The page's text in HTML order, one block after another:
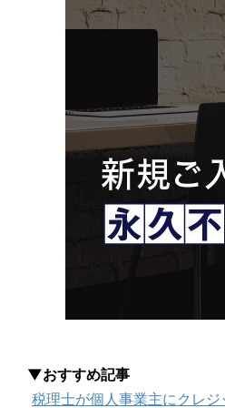
▼おすすめ記事
税理士が個人事業主にクレ